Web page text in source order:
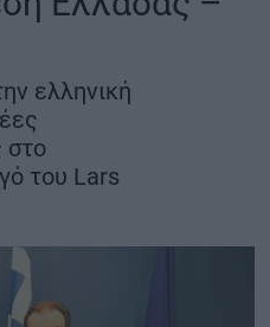
ελληνική
στο
του Lars